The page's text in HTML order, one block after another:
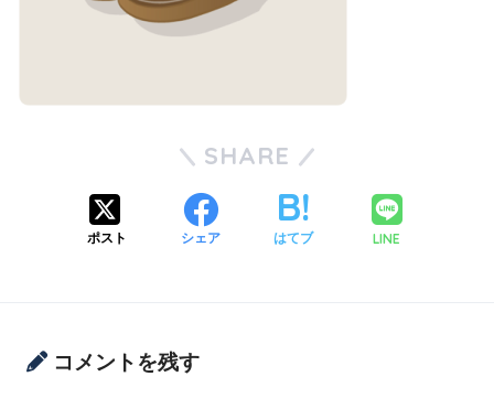
SHARE
ポスト シェア はてブ LINE
コメントを残す